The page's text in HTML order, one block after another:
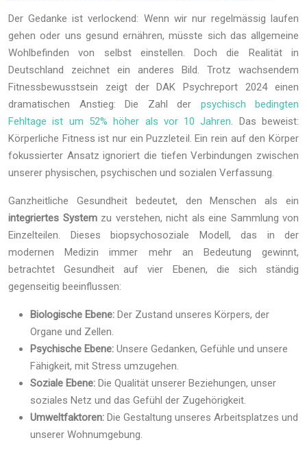
Der Gedanke ist verlockend: Wenn wir nur regelmässig laufen
gehen oder uns gesund ernähren, müsste sich das allgemeine
Wohlbefinden von selbst einstellen. Doch die Realität in
Deutschland zeichnet ein anderes Bild. Trotz wachsendem
Fitnessbewusstsein zeigt der DAK Psychreport 2024 einen
dramatischen Anstieg: Die Zahl der psychisch bedingten
Fehltage ist um 52% höher als vor 10 Jahren. Das beweist:
Körperliche Fitness ist nur ein Puzzleteil. Ein rein auf den Körper
fokussierter Ansatz ignoriert die tiefen Verbindungen zwischen
unserer physischen, psychischen und sozialen Verfassung.
Ganzheitliche Gesundheit bedeutet, den Menschen als ein
integriertes Systemzu verstehen, nicht als eine Sammlung von
Einzelteilen. Dieses biopsychosoziale Modell, das in der
modernen Medizin immer mehr an Bedeutung gewinnt,
betrachtet Gesundheit auf vier Ebenen, die sich ständig
gegenseitig beeinflussen:
Biologische Ebene: Der Zustand unseres Körpers, der
Organe und Zellen.
Psychische Ebene: Unsere Gedanken, Gefühle und unsere
Fähigkeit, mit Stress umzugehen.
Soziale Ebene: Die Qualität unserer Beziehungen, unser
soziales Netz und das Gefühl der Zugehörigkeit.
Umweltfaktoren: Die Gestaltung unseres Arbeitsplatzes und
unserer Wohnumgebung.